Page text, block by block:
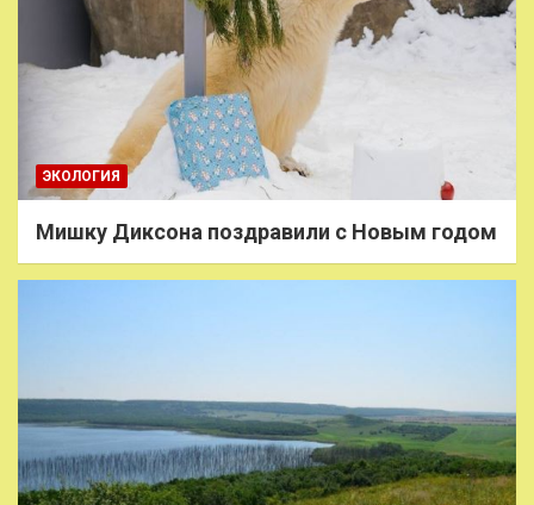
ЭКОЛОГИЯ
Мишку Диксона поздравили с Новым годом